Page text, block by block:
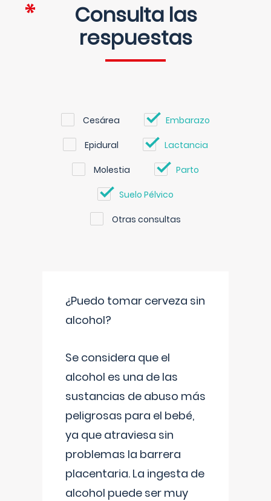
Consulta las
respuestas
Cesárea Embarazo
Epidural Lactancia
Molestia Parto
Suelo Pélvico
Otras consultas
¿Puedo tomar cerveza sin
alcohol?
Se considera que el
alcohol es una de las
sustancias de abuso más
peligrosas para el bebé,
ya que atraviesa sin
problemas la barrera
placentaria. La ingesta de
alcohol puede ser muy